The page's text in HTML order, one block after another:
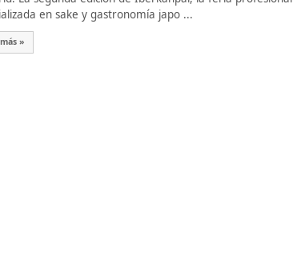
en sake y gastronomía japo ...
»